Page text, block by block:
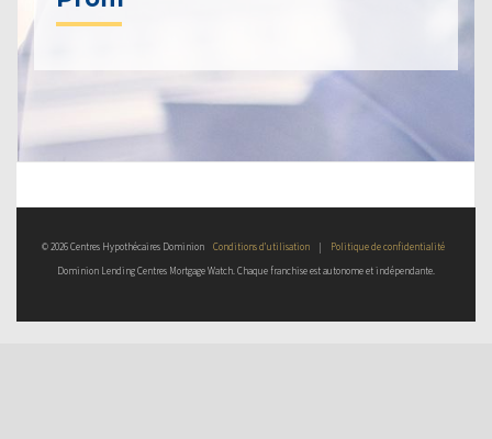
© 2026 Centres Hypothécaires Dominion Conditions d’utilisation |
Politique de confidentialité
Dominion Lending Centres Mortgage Watch. Chaque franchise est autonome et indépendante.